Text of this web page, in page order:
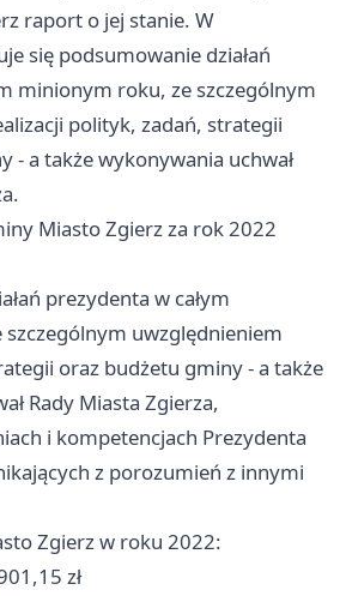
raport o jej stanie. W
się podsumowanie działań
minionym roku, ze szczególnym
polityk, zadań, strategii
- a także wykonywania uchwał
MiastoZgierzza rok 2022
prezydenta w całym
uwzględnieniem
oraz budżetu gminy - a także
Rady Miasta Zgierza,
i kompetencjach Prezydenta
z porozumień z innymi
Zgierzw roku 2022:
zł